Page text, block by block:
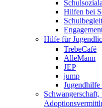
Hilfen bei
Hilfe für
TrebeCafé
AlleMann
JEP
jump